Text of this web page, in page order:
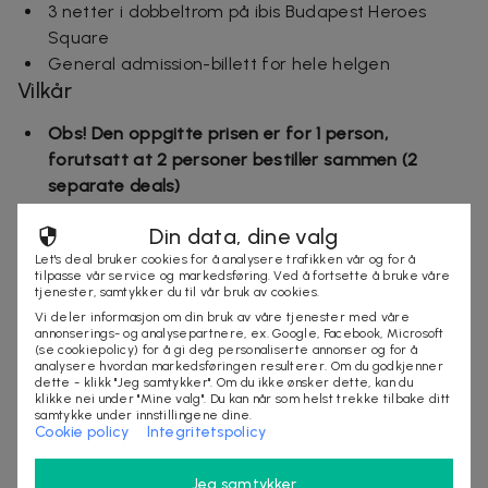
3 netter i dobbeltrom på ibis Budapest Heroes
Square
General admission-billett for hele helgen
Vilkår
Obs! Den oppgitte prisen er for 1 person,
forutsatt at 2 personer bestiller sammen (2
separate deals)
Etter kjøpet må du sende kjøpsbekreftelsen din
til: info@noelletravel.dk
Reiseinformasjon og billetter vil bli sendt via e-post
fra arrangøren
Hvis du har noen spørsmål, kan du kontakte
arrangøren Noelle Travel direkte
Med forbehold om ledig kapasitet
Ingen avbestillinger eller ombookinger er mulig
Mer om dealen
Din data, dine valg
Let's deal bruker cookies for å analysere trafikken vår og for å
tilpasse vår service og markedsføring. Ved å fortsette å bruke våre
tjenester, samtykker du til vår bruk av cookies.
Vi deler informasjon om din bruk av våre tjenester med våre
annonserings- og analysepartnere, ex. Google, Facebook, Microsoft
(se cookiepolicy) for å gi deg personaliserte annonser og for å
analysere hvordan markedsføringen resulterer. Om du godkjenner
dette - klikk "Jeg samtykker". Om du ikke ønsker dette, kan du
klikke nei under "Mine valg". Du kan når som helst trekke tilbake ditt
samtykke under innstillingene dine.
Cookie policy Integritetspolicy
Jeg samtykker